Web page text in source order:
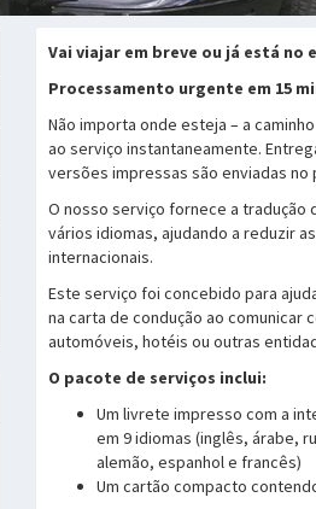
Vai viajar em breve ou já está no
Processamento urgente em 15
Não importa onde esteja – a
ao serviço instantaneamente.
versões impressas são enviadas no
O nosso serviço fornece a tradução
vários idiomas, ajudando a reduzir
internacionais.
Este serviço foi concebido para
na carta de condução ao comunicar
automóveis, hotéis ou outras
O pacote de serviços inclui:
Um livrete impresso com a
em 9 idiomas (inglês, árabe,
alemão, espanhol e francês)
Um cartão compacto